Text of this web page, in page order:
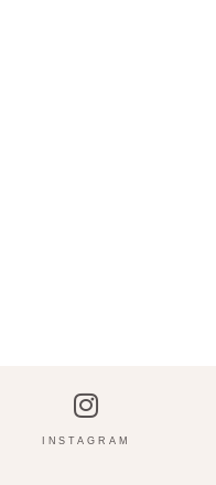
INSTAGRAM